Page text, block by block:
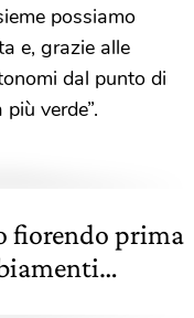
possiamo
e, grazie alle
dal punto di
verde”.
fiorendo prima